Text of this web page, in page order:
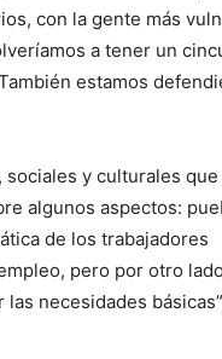
con la gente más
a tener un
estamos
y culturales que
algunos aspectos:
de los trabajadores
pero por otro
necesidades